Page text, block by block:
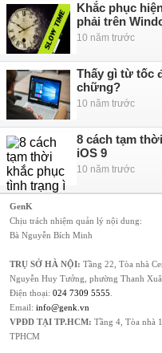
Khắc phục
phải trên
10 năm trước
Thấy gì từ tốc
chững?
10 năm trước
8 cách tạm
iOS 9
10 năm trước
GenK
Chịu trách nhiệm quản lý nội dung:
Bà Nguyễn Bích Minh
TRỤ SỞ HÀ NỘI: Tầng 22, Tòa nhà
Nguyễn Huy Tưởng, phường Thanh
Điện thoại: 024 7309 5555
Email: info@genk.vn
VPĐD TẠI TP.HCM: Tầng 4, Tòa nhà
TPHCM